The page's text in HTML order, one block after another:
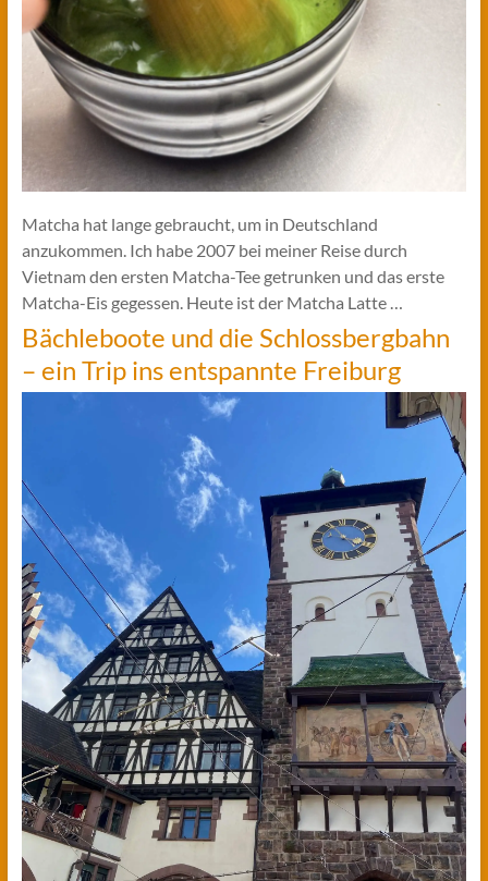
Matcha hat lange gebraucht, um in Deutschland
anzukommen. Ich habe 2007 bei meiner Reise durch
Vietnam den ersten Matcha-Tee getrunken und das erste
Matcha-Eis gegessen. Heute ist der Matcha Latte …
Bächleboote und die Schlossbergbahn
– ein Trip ins entspannte Freiburg